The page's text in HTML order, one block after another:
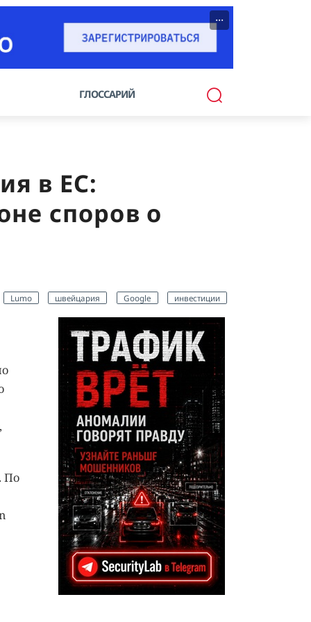
···
ГЛОССАРИЙ
в ЕС:
споров о
Lumo швейцария Google инвестиции
По